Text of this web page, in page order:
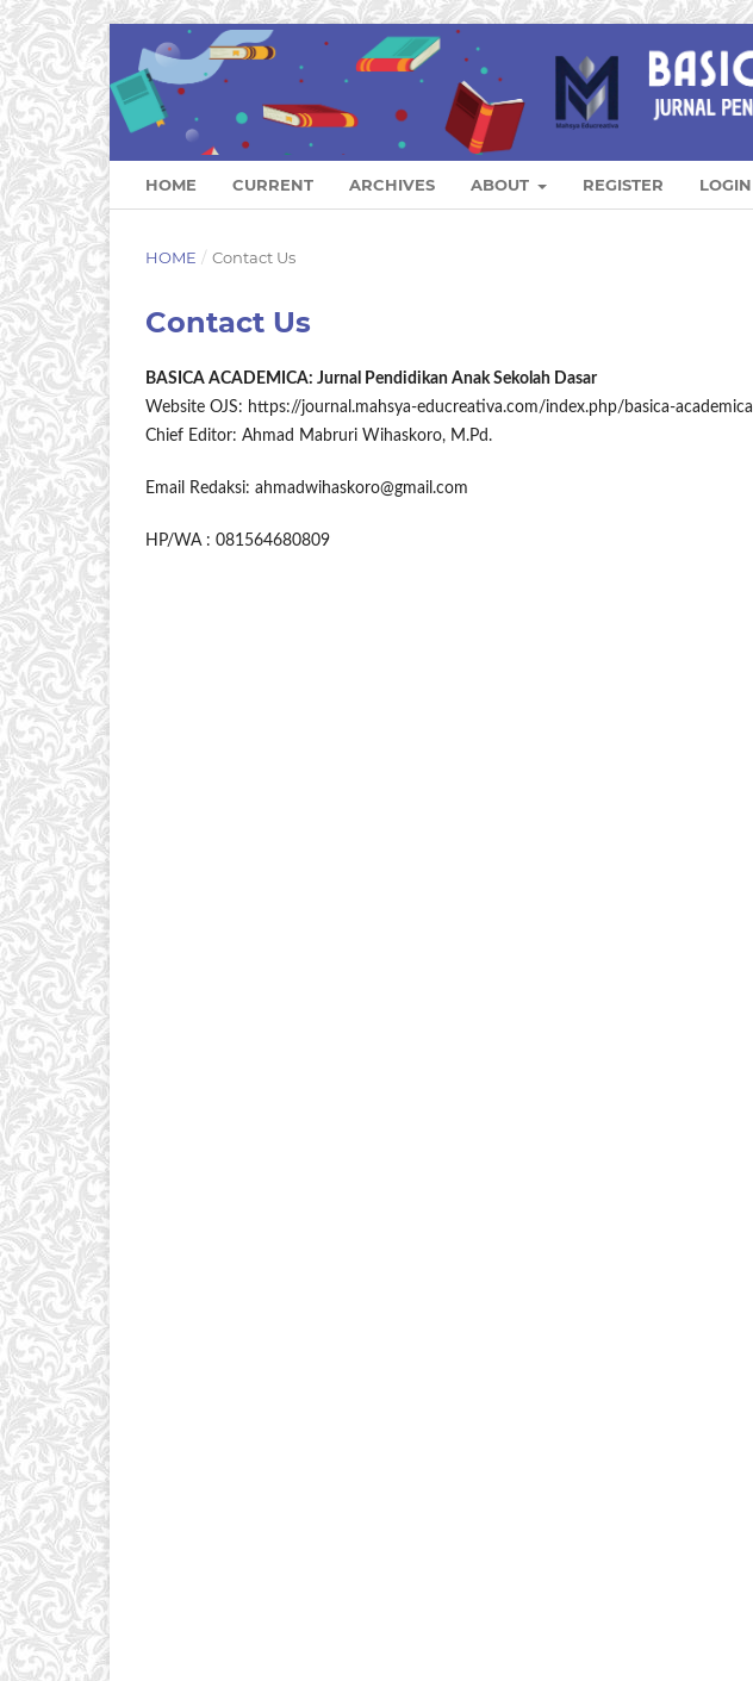
HOME CURRENT ARCHIVES ABOUT REGISTER LOGIN
HOME / Contact Us
Contact Us
BASICA ACADEMICA: Jurnal Pendidikan Anak Sekolah Dasar
Website OJS: https://journal.mahsya-educreativa.com/index.php/basica-academica
Chief Editor: Ahmad Mabruri Wihaskoro, M.Pd.
Email Redaksi: ahmadwihaskoro@gmail.com
HP/WA : 081564680809